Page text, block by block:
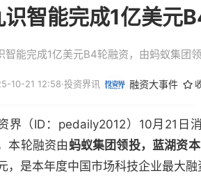
识智能完成1亿美元
智能完成1亿美元B4轮融资，由蚂蚁集团
10-21 12:58·投资界讯 融资大事件
界（ID：pedaily2012）10月21
本轮融资由 蚂蚁集团领投，蓝湖资
，是本年度中国市场科技企业最大